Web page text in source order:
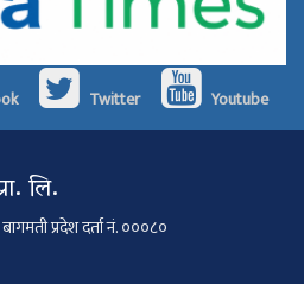
Twitter Youtube
लि.
बागमती प्रदेश दर्ता नं. ०००८०